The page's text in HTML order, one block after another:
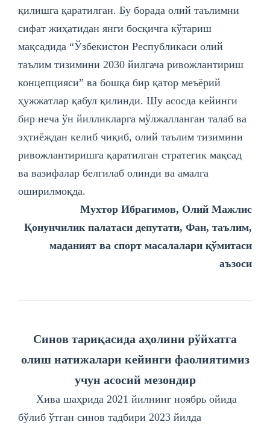
қилишга қаратилган. Бу борада олий таълимни
сифат жиҳатидан янги босқичга кўтариш
мақсадида “Ўзбекистон Республикаси олий
таълим тизимини 2030 йилгача ривожлантириш
концепцияси” ва бошқа бир қатор меъёрий
ҳужжатлар қабул қилинди. Шу асосда кейинги
бир неча ўн йилликларга мўлжалланган талаб ва
эҳтиёждан келиб чиқиб, олий таълим тизимини
ривожлантиришга қаратилган стратегик мақсад
ва вазифалар белгилаб олинди ва амалга
оширилмоқда.
Мухтор Ибрагимов, Олий Мажлис
Қонунчилик палатаси депутати, Фан, таълим,
маданият ва спорт масалалари қўмитаси
аъзоси
Синов тариқасида аҳолини рўйхатга
олиш натижалари кейинги фаолиятимиз
учун асосий мезондир
Хива шаҳрида 2021 йилнинг ноябрь ойида
бўлиб ўтган синов тадбири 2023 йилда